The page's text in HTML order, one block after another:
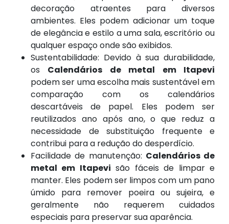
decoração atraentes para diversos
ambientes. Eles podem adicionar um toque
de elegância e estilo a uma sala, escritório ou
qualquer espaço onde são exibidos.
Sustentabilidade: Devido à sua durabilidade,
os Calendários de metal em Itapevi
podem ser uma escolha mais sustentável em
comparação com os calendários
descartáveis de papel. Eles podem ser
reutilizados ano após ano, o que reduz a
necessidade de substituição frequente e
contribui para a redução do desperdício.
Facilidade de manutenção: Calendários de
metal em Itapevi são fáceis de limpar e
manter. Eles podem ser limpos com um pano
úmido para remover poeira ou sujeira, e
geralmente não requerem cuidados
especiais para preservar sua aparência.